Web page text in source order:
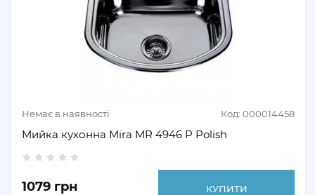
Немає в наявності Код: 000014458
Мийка кухонна Mira MR 4946 P Polish
1079 грн КУПИТИ